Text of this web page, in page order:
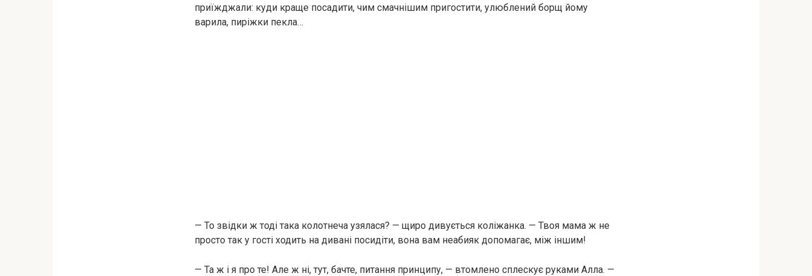
приїжджали: куди краще посадити, чим смачнішим пригостити, улюблений борщ йому
варила, пиріжки пекла…
— То звідки ж тоді така колотнеча узялася? — щиро дивується коліжанка. — Твоя мама ж не
просто так у гості ходить на дивані посидіти, вона вам неабияк допомагає, між іншим!
— Та ж і я про те! Але ж ні, тут, бачте, питання принципу, — втомлено сплескує руками Алла. —